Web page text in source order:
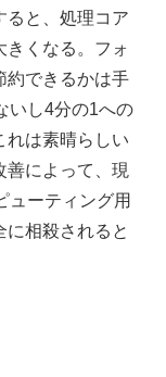
ると、処理コア
きくなる。フォ
約できるかは手
いし4分の1への
れは素晴らしい
善によって、現
ューティング用
相殺されると